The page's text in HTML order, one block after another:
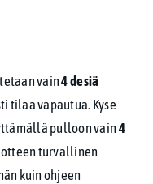
vain4 desiä
vapautua. Kyse
pulloon vain 4
turvallinen
kuin ohjeen